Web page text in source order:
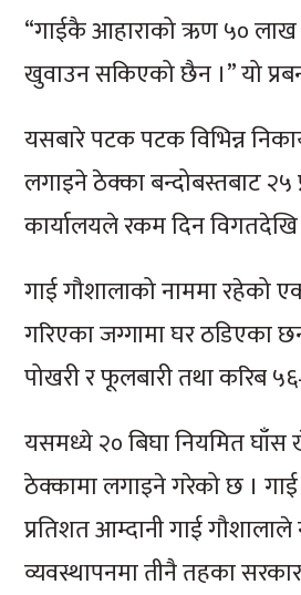
“गाईकै आहाराको ऋण ५० लाख
खुवाउन सकिएको छैन ।” यो
यसबारे पटक पटक विभिन्न
लगाइने ठेक्का बन्दोबस्तबाट २५
कार्यालयले रकम दिन
गाई गौशालाको नाममा रहेको
गरिएका जग्गामा घर ठडिएका
पोखरी र फूलबारी तथा करिब
यसमध्ये २० बिघा नियमित घाँस
ठेक्कामा लगाइने गरेको छ ।
प्रतिशत आम्दानी गाई
व्यवस्थापनमा तीनै तहका सरकार